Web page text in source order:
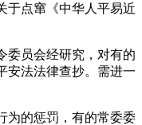
于点窜《中华人平易近
员会经研究，对有的
安法法律查抄。需进一
的惩罚，有的常委委